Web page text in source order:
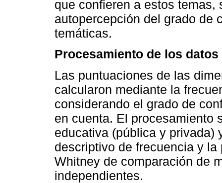
que confieren a estos
autopercepción del grado de
temáticas.
Procesamiento de los datos
Las puntuaciones de las
calcularon mediante la
considerando el grado de
en cuenta. El procesamiento
educativa (pública y privada)
descriptivo de frecuencia y
Whitney de comparación de
independientes.